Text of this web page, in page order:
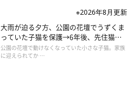
※2026年8月更新
大雨が迫る夕方、公園の花壇でうずくま
っていた子猫を保護→6年後、先住猫
と“姉妹”のような関係に
公園の花壇で動けなくなっていた小さな子猫。家族
に迎えられてか …